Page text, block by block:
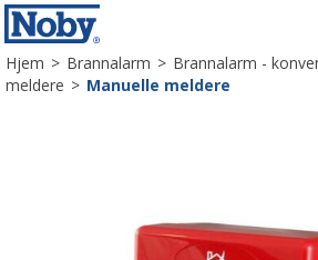
Hjem>Brannalarm>Brannalarm -
meldere>Manuelle meldere